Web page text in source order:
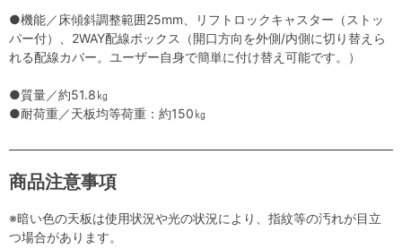
●機能／床傾斜調整範囲25mm、リフトロックキャスター（ストッ
パー付）、2WAY配線ボックス（開口方向を外側/内側に切り替えら
れる配線カバー。ユーザー自身で簡単に付け替え可能です。）
●質量／約51.8㎏
●耐荷重／天板均等荷重：約150㎏
商品注意事項
※暗い色の天板は使用状況や光の状況により、指紋等の汚れが目立
つ場合があります。